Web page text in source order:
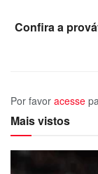
Confira a
Por favor acesse
Mais vistos